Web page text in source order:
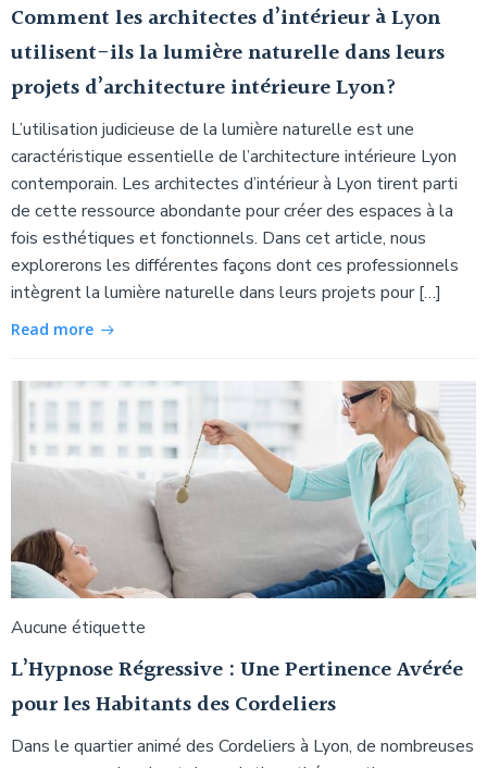
Comment les architectes d’intérieur à Lyon
utilisent-ils la lumière naturelle dans leurs
projets d’architecture intérieure Lyon?
L’utilisation judicieuse de la lumière naturelle est une
caractéristique essentielle de l’architecture intérieure Lyon
contemporain. Les architectes d’intérieur à Lyon tirent parti
de cette ressource abondante pour créer des espaces à la
fois esthétiques et fonctionnels. Dans cet article, nous
explorerons les différentes façons dont ces professionnels
intègrent la lumière naturelle dans leurs projets pour […]
Read more
Aucune étiquette
L’Hypnose Régressive : Une Pertinence Avérée
pour les Habitants des Cordeliers
Dans le quartier animé des Cordeliers à Lyon, de nombreuses